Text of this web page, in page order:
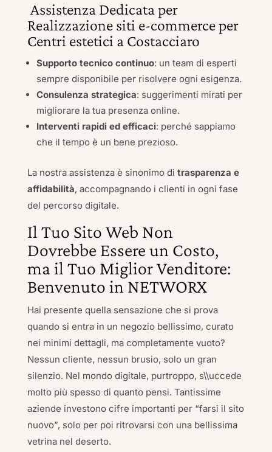
Assistenza Dedicata per
Realizzazione siti e-commerce per
Centri estetici a Costacciaro
Supporto tecnico continuo: un team di esperti
sempre disponibile per risolvere ogni esigenza.
Consulenza strategica: suggerimenti mirati per
migliorare la tua presenza online.
Interventi rapidi ed efficaci: perché sappiamo
che il tempo è un bene prezioso.
La nostra assistenza è sinonimo di trasparenza e
affidabilità, accompagnando i clienti in ogni fase
del percorso digitale.
Il Tuo Sito Web Non
Dovrebbe Essere un Costo,
ma il Tuo Miglior Venditore:
Benvenuto in NETWORX
Hai presente quella sensazione che si prova
quando si entra in un negozio bellissimo, curato
nei minimi dettagli, ma completamente vuoto?
Nessun cliente, nessun brusio, solo un gran
silenzio. Nel mondo digitale, purtroppo, s\\uccede
molto più spesso di quanto pensi. Tantissime
aziende investono cifre importanti per “farsi il sito
nuovo”, solo per poi ritrovarsi con una bellissima
vetrina nel deserto.